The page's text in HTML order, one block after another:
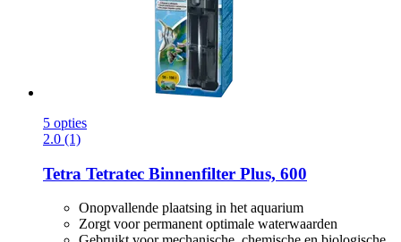
5 opties
2.0 (1)
Tetra Tetratec Binnenfilter Plus, 600
Onopvallende plaatsing in het aquarium
Zorgt voor permanent optimale waterwaarden